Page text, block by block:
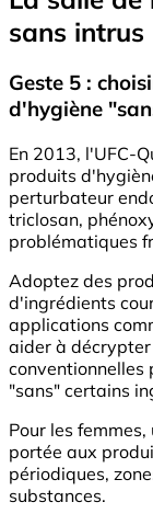
sans intrus
Geste 5 :
d'hygiène
En 2013, l'UFC-
produits
perturbateur
triclosan,
problématiques
Adoptez des
d'ingrédients
applications
aider à
conventionnelles
"sans" certains
Pour les
portée aux
périodiques,
substances.